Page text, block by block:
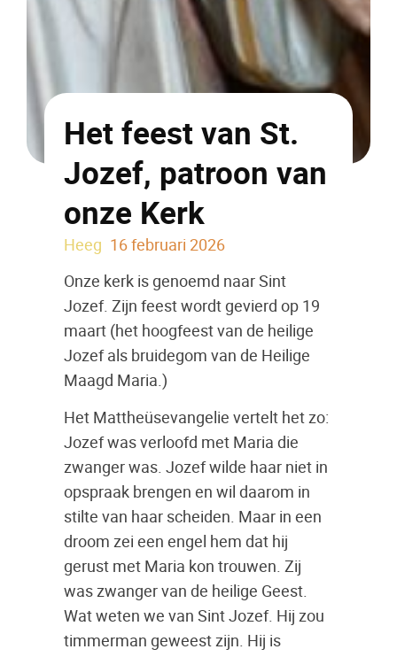
Het feest van St.
Jozef, patroon van
onze Kerk
Heeg 16 februari 2026
Onze kerk is genoemd naar Sint
Jozef. Zijn feest wordt gevierd op 19
maart (het hoogfeest van de heilige
Jozef als bruidegom van de Heilige
Maagd Maria.)
Het Mattheüsevangelie vertelt het zo:
Jozef was verloofd met Maria die
zwanger was. Jozef wilde haar niet in
opspraak brengen en wil daarom in
stilte van haar scheiden. Maar in een
droom zei een engel hem dat hij
gerust met Maria kon trouwen. Zij
was zwanger van de heilige Geest.
Wat weten we van Sint Jozef. Hij zou
timmerman geweest zijn. Hij is